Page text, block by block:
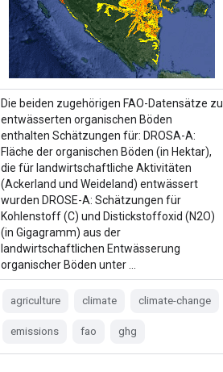
Die beiden zugehörigen FAO-Datensätze zu
entwässerten organischen Böden
enthalten Schätzungen für: DROSA-A:
Fläche der organischen Böden (in Hektar),
die für landwirtschaftliche Aktivitäten
(Ackerland und Weideland) entwässert
wurden DROSE-A: Schätzungen für
Kohlenstoff (C) und Distickstoffoxid (N2O)
(in Gigagramm) aus der
landwirtschaftlichen Entwässerung
organischer Böden unter …
agriculture climate climate-change
emissions fao ghg